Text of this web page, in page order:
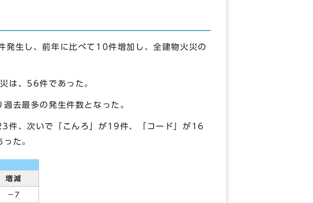
生し、前年に比べて10件増加し、全建物火災の
は、56件であった。
去最多の発生件数となった。
件、次いで「こんろ」が19件、「コード」が16
た。
増減
－7